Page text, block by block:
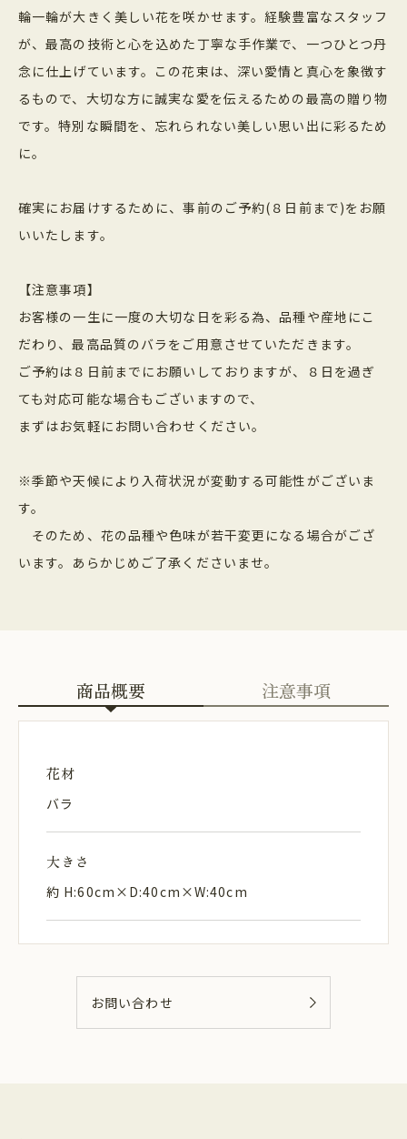
輪一輪が大きく美しい花を咲かせます。経験豊富なスタッフ
が、最高の技術と心を込めた丁寧な手作業で、一つひとつ丹
念に仕上げています。この花束は、深い愛情と真心を象徴す
るもので、大切な方に誠実な愛を伝えるための最高の贈り物
です。特別な瞬間を、忘れられない美しい思い出に彩るため
に。
確実にお届けするために、事前のご予約(８日前まで)をお願
いいたします。
【注意事項】
お客様の一生に一度の大切な日を彩る為、品種や産地にこ
だわり、最高品質のバラをご用意させていただきます。
ご予約は８日前までにお願いしておりますが、８日を過ぎ
ても対応可能な場合もございますので、
まずはお気軽にお問い合わせください。
※季節や天候により入荷状況が変動する可能性がございま
す。
そのため、花の品種や色味が若干変更になる場合がござ
います。あらかじめご了承くださいませ。
商品概要 注意事項
花材
バラ
大きさ
約 H:60cm×D:40cm×W:40cm
お問い合わせ